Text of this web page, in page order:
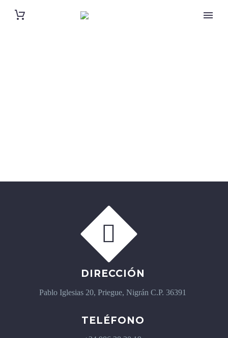


DIRECCIÓN
Pablo Iglesias 20, Priegue, Nigrán C.P. 36391
TELÉFONO